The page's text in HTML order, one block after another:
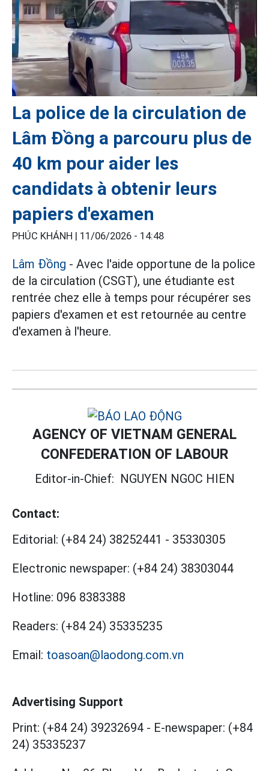
La police de la circulation de
Lâm Đồng a parcouru plus de
40 km pour aider les
candidats à obtenir leurs
papiers d'examen
PHÚC KHÁNH | 11/06/2026 - 14:48
Lâm Đồng - Avec l'aide opportune de la police
de la circulation (CSGT), une étudiante est
rentrée chez elle à temps pour récupérer ses
papiers d'examen et est retournée au centre
d'examen à l'heure.
AGENCY OF VIETNAM GENERAL
CONFEDERATION OF LABOUR
Editor-in-Chief: NGUYEN NGOC HIEN
Contact:
Editorial: (+84 24) 38252441 - 35330305
Electronic newspaper: (+84 24) 38303044
Hotline: 096 8383388
Readers: (+84 24) 35335235
Email: toasoan@laodong.com.vn
Advertising Support
Print: (+84 24) 39232694 - E-newspaper: (+84
24) 35335237